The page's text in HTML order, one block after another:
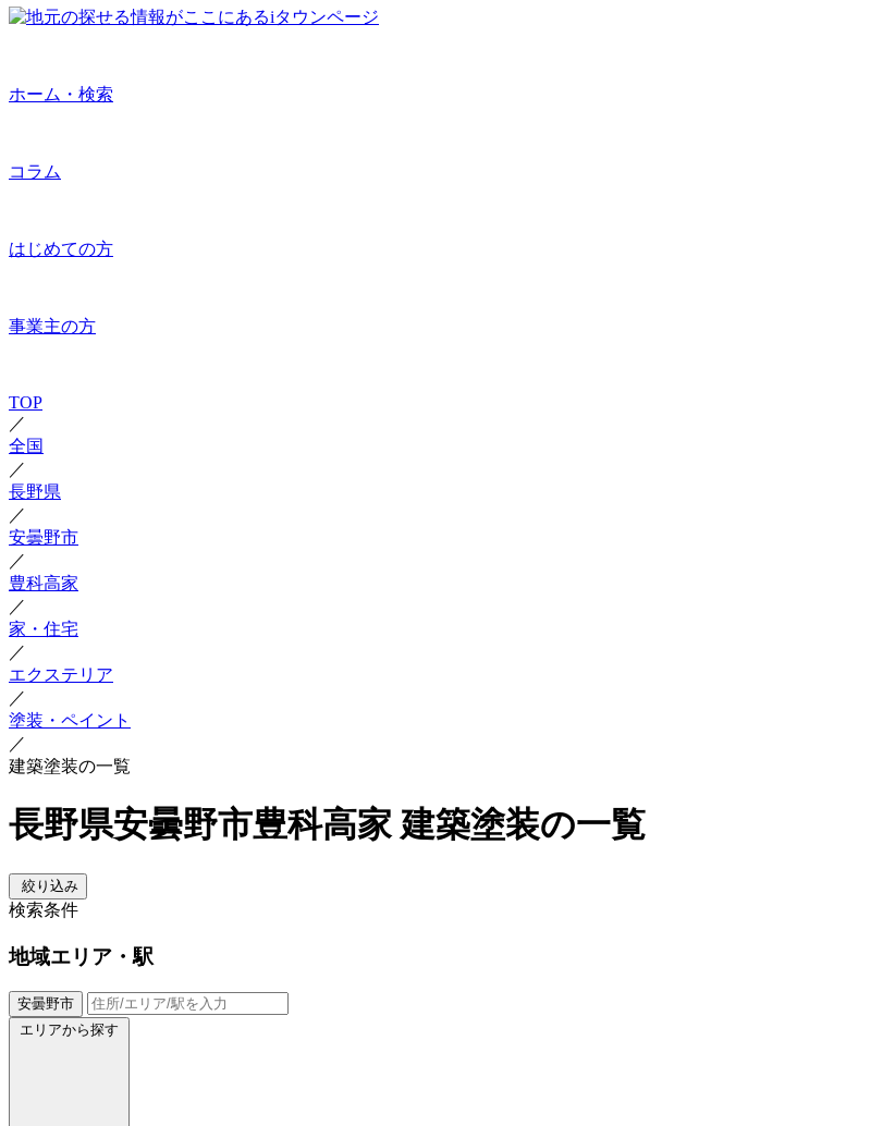
ホーム・検索
コラム
はじめての方
事業主の方
TOP
／
全国
／
長野県
／
安曇野市
／
豊科高家
／
家・住宅
／
エクステリア
／
塗装・ペイント
／
建築塗装の一覧
長野県安曇野市豊科高家 建築塗装の一覧
絞り込み
検索条件
地域エリア・駅
安曇野市
エリアから探す